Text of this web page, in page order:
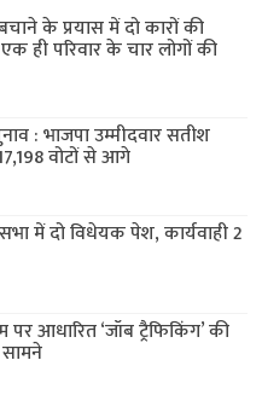
के प्रयास में दो कारों की
ही परिवार के चार लोगों की
: भाजपा उम्मीदवार सतीश
वोटों से आगे
में दो विधेयक पेश, कार्यवाही 2
आधारित ‘जॉब ट्रैफिकिंग’ की